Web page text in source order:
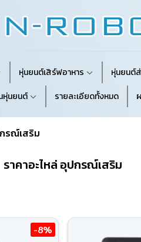
หุ่นยนต์เสิร์ฟอาหาร หุ่นยนต์
หุ่นยนต์ รายละเอียดทั้งหมด
รณ์เสริม
ราคาอะไหล่ อุปกรณ์เสริม
-8%